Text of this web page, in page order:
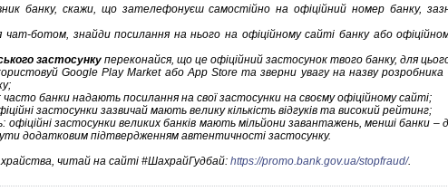
банку, скажи, що зателефонуєш самостійно на офіційний номер банку,
ботом, знайди посилання на нього на офіційному сайті банку або
застосунку переконайся, що це офіційний застосунок твого банку, для
Google Play Market або App Store та зверни увагу на назву
часто банки надають посилання на свої застосунки на своєму офіційному сайті;
застосунки зазвичай мають велику кількість відгуків та високий рейтинг;
офіційні застосунки великих банків мають мільйони завантажень, менші банки –
додатковим підтвердженням автентичності застосунку.
читай на сайті #ШахрайГудбай: https://promo.bank.gov.ua/stopfraud/.